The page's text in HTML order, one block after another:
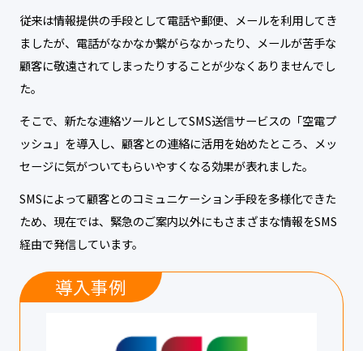
従来は情報提供の手段として電話や郵便、メールを利用してき
ましたが、電話がなかなか繋がらなかったり、メールが苦手な
顧客に敬遠されてしまったりすることが少なくありませんでし
た。
そこで、新たな連絡ツールとしてSMS送信サービスの「空電プ
ッシュ」を導入し、顧客との連絡に活用を始めたところ、メッ
セージに気がついてもらいやすくなる効果が表れました。
SMSによって顧客とのコミュニケーション手段を多様化できた
ため、現在では、緊急のご案内以外にもさまざまな情報をSMS
経由で発信しています。
導入事例